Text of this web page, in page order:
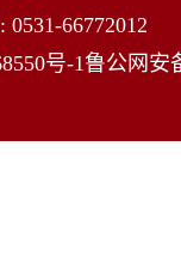
0531-66772012
号-1鲁公网安